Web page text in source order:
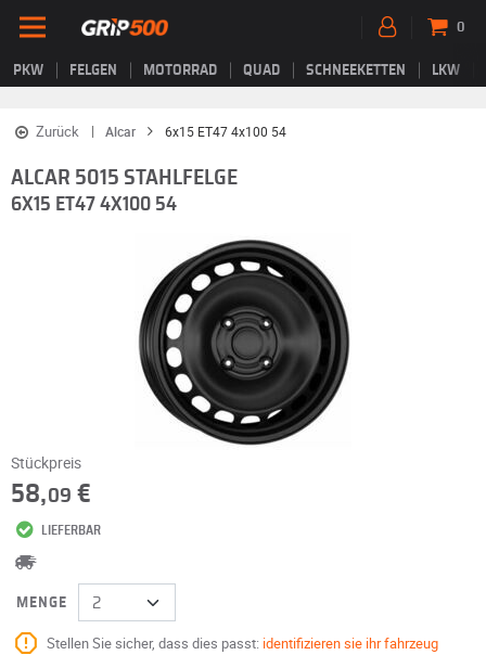
PKW FELGEN MOTORRAD QUAD SCHNEEKETTEN LKW
0
Zurück Alcar 6x15 ET47 4x100 54
ALCAR 5015 STAHLFELGE
6X15 ET47 4X100 54
Stückpreis
58,09 €
LIEFERBAR
MENGE
Stellen Sie sicher, dass dies passt: identifizieren sie ihr fahrzeug